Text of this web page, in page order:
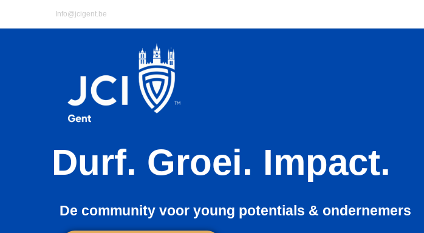
Info@jcigent.be
Durf. Groei. Impact.
De community voor young potentials & ondernemers